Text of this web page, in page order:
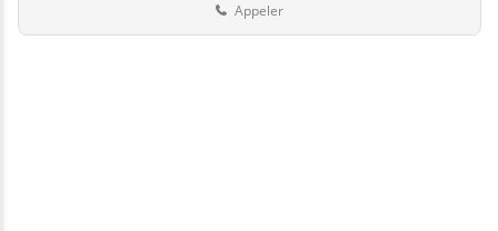
Appeler